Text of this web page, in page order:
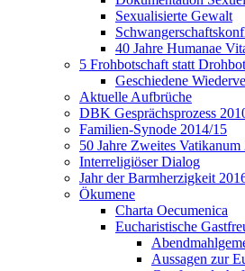
Sexualisierte Gewalt
40 Jahre Humanae
5 Frohbotschaft statt
Geschiedene
Aktuelle Aufbrüche
DBK Gesprächsprozess
Familien-Synode 2014/15
50 Jahre Zweites Vatikanum
Interreligiöser Dialog
Jahr der Barmherzigkeit
Ökumene
Charta Oecumenica
Eucharistische
Aussagen zur